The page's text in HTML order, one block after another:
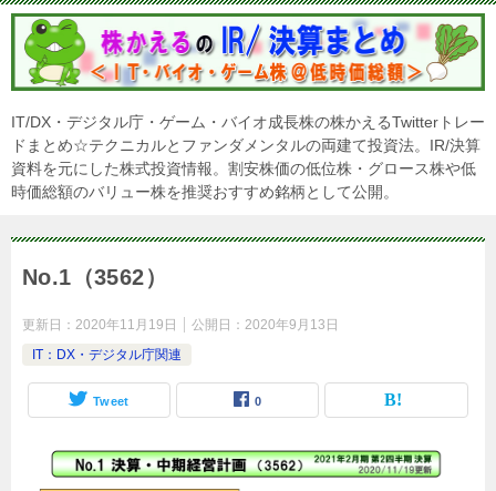
IT/DX・デジタル庁・ゲーム・バイオ成長株の株かえるTwitterトレー
ドまとめ☆テクニカルとファンダメンタルの両建て投資法。IR/決算
資料を元にした株式投資情報。割安株価の低位株・グロース株や低
時価総額のバリュー株を推奨おすすめ銘柄として公開。
No.1（3562）
更新日： 2020年11月19日 公開日： 2020年9月13日
IT：DX・デジタル庁関連
Tweet 0